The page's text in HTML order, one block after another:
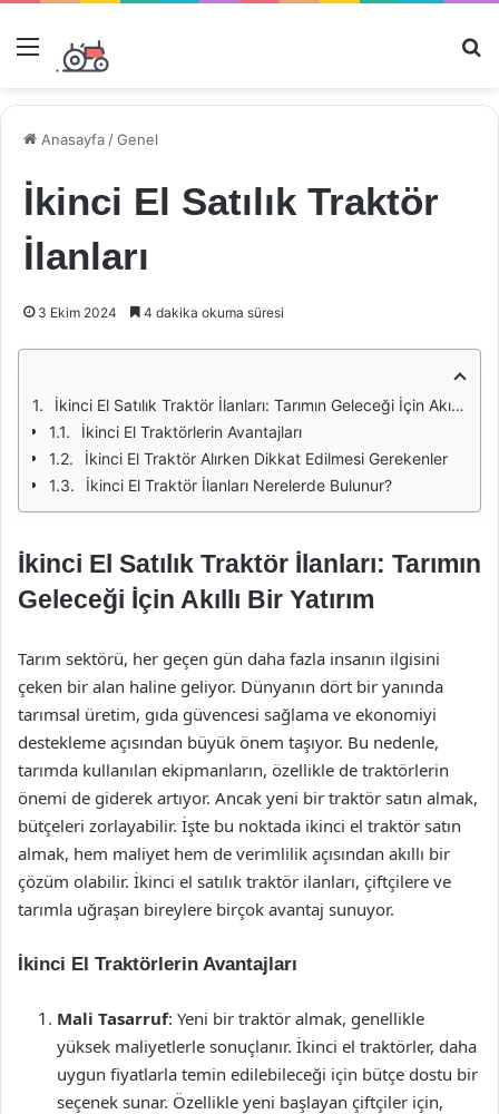
Menü
Anasayfa /Genel
İkinci El Satılık Traktör
İlanları
3 Ekim 2024 4 dakika okuma süresi
İkinci El Satılık Traktör İlanları: Tarımın Geleceği İçin Akıllı Bir Yatırım
İkinci El Traktörlerin Avantajları
İkinci El Traktör Alırken Dikkat Edilmesi Gerekenler
İkinci El Traktör İlanları Nerelerde Bulunur?
İkinci El Satılık Traktör İlanları: Tarımın
Geleceği İçin Akıllı Bir Yatırım
Tarım sektörü, her geçen gün daha fazla insanın ilgisini
çeken bir alan haline geliyor. Dünyanın dört bir yanında
tarımsal üretim, gıda güvencesi sağlama ve ekonomiyi
destekleme açısından büyük önem taşıyor. Bu nedenle,
tarımda kullanılan ekipmanların, özellikle de traktörlerin
önemi de giderek artıyor. Ancak yeni bir traktör satın almak,
bütçeleri zorlayabilir. İşte bu noktada ikinci el traktör satın
almak, hem maliyet hem de verimlilik açısından akıllı bir
çözüm olabilir. İkinci el satılık traktör ilanları, çiftçilere ve
tarımla uğraşan bireylere birçok avantaj sunuyor.
İkinci El Traktörlerin Avantajları
Mali Tasarruf: Yeni bir traktör almak, genellikle
yüksek maliyetlerle sonuçlanır. İkinci el traktörler, daha
uygun fiyatlarla temin edilebileceği için bütçe dostu bir
seçenek sunar. Özellikle yeni başlayan çiftçiler için,